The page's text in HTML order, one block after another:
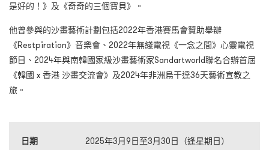
是好的！》及《奇奇的三個寶貝》。
他曾參與的沙畫藝術計劃包括2022年香港賽馬會贊助舉辦
《Restpiration》音樂會、2022年無綫電視《一念之間》心靈電視
節目、2024年與南韓國家級沙畫藝術家Sandartworld聯名合辦首屆
《韓國 x 香港 沙畫交流會》及2024年非洲烏干達36天藝術宣教之
旅。
日期 2025年3月9日至3月30日（逢星期日）